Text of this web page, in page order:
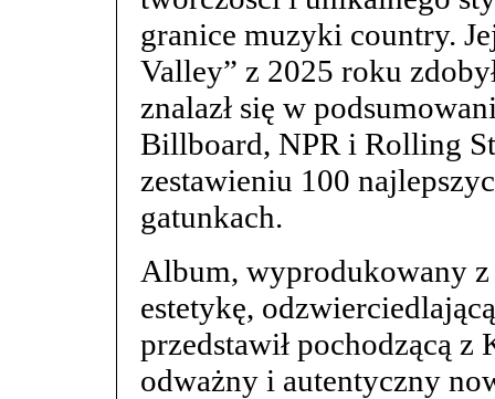
granice muzyki country.
Valley” z 2025 roku
znalazł się w
Billboard, NPR i Rolling
zestawieniu 100
gatunkach.
Album, wyprodukowany z
estetykę,
przedstawił pochodzącą
odważny i autentyczny